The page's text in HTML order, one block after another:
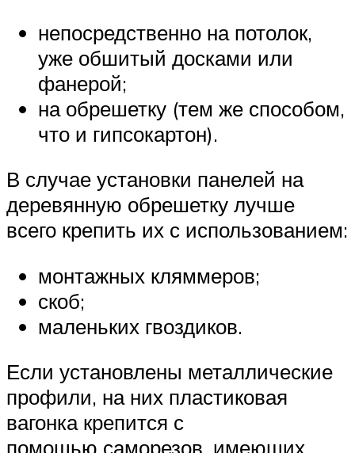
непосредственно на потолок,
уже обшитый досками или
фанерой;
на обрешетку (тем же способом,
что и гипсокартон).
В случае установки панелей на
деревянную обрешетку лучше
всего крепить их с использованием:
монтажных кляммеров;
скоб;
маленьких гвоздиков.
Если установлены металлические
профили, на них пластиковая
вагонка крепится с
помощью саморезов, имеющих